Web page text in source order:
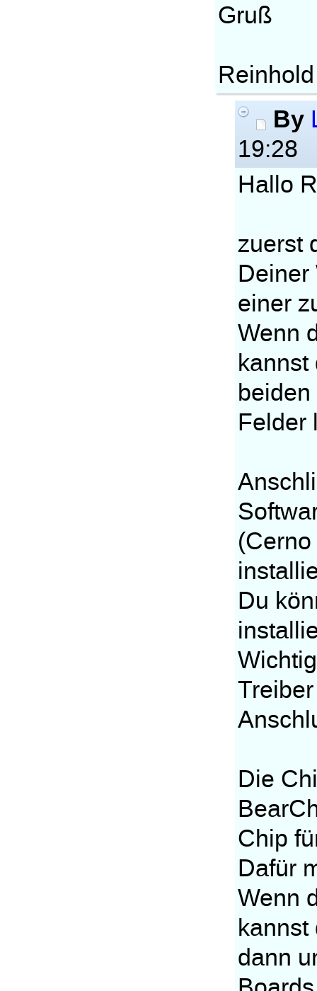
Gruß
Reinhold
By
19:28
Hallo
zuerst
Deiner
einer
Wenn
kannst
Felder
Du
Die
Chip
Dafür
Wenn
kannst
dann